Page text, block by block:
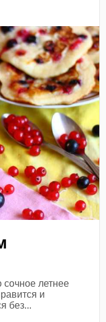
летнее
и
без...